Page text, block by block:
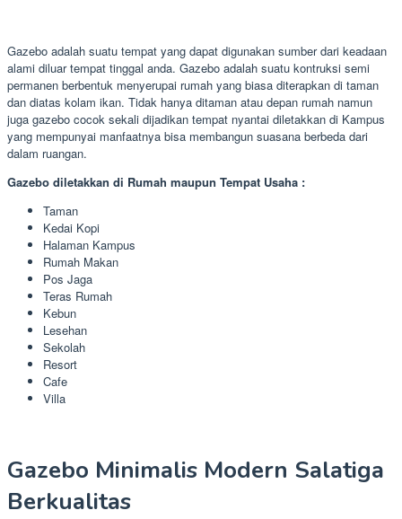
Gazebo adalah suatu tempat yang dapat digunakan sumber dari keadaan
alami diluar tempat tinggal anda. Gazebo adalah suatu kontruksi semi
permanen berbentuk menyerupai rumah yang biasa diterapkan di taman
dan diatas kolam ikan. Tidak hanya ditaman atau depan rumah namun
juga gazebo cocok sekali dijadikan tempat nyantai diletakkan di Kampus
yang mempunyai manfaatnya bisa membangun suasana berbeda dari
dalam ruangan.
Gazebo diletakkan di Rumah maupun Tempat Usaha :
Taman
Kedai Kopi
Halaman Kampus
Rumah Makan
Pos Jaga
Teras Rumah
Kebun
Lesehan
Sekolah
Resort
Cafe
Villa
Gazebo Minimalis Modern Salatiga
Berkualitas